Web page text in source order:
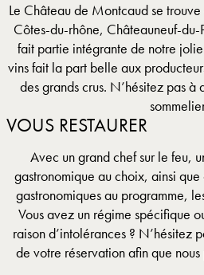
Le Château de Montcaud se
Côtes-du-rhône, Châteauneuf-du-
fait partie intégrante de notre
vins fait la part belle aux
des grands crus. N’hésitez pas
VOUS RESTAURER
Avec un grand chef sur le feu,
gastronomique au choix, ainsi
gastronomiques au programme,
Vous avez un régime spécifique
raison d’intolérances ? N’hésitez
de votre réservation afin que